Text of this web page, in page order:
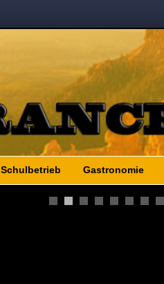
Schulbetrieb Gastronomie